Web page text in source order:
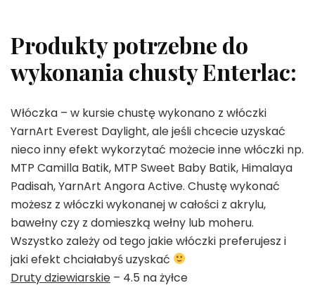
Produkty potrzebne do
wykonania chusty Enterlac:
Włóczka – w kursie chustę wykonano z włóczki
YarnArt Everest Daylight, ale jeśli chcecie uzyskać
nieco inny efekt wykorzytać możecie inne włóczki np.
MTP Camilla Batik, MTP Sweet Baby Batik, Himalaya
Padisah, YarnArt Angora Active. Chustę wykonać
możesz z włóczki wykonanej w całości z akrylu,
bawełny czy z domieszką wełny lub moheru.
Wszystko zależy od tego jakie włóczki preferujesz i
jaki efekt chciałabyś uzyskać
Druty dziewiarskie – 4.5 na żyłce